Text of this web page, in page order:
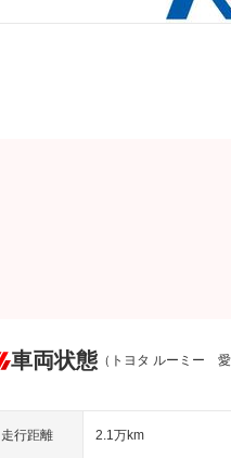
車両状態 （トヨタ ルーミー 愛
走行距離 2.1万km